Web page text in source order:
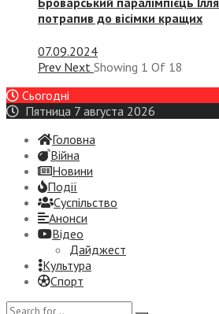
потрапив до вісімки кращих
07.09.2024
Prev Next Showing 1 Of 18
Сьогодні
Пятница 7 августа 2026
Головна
Війна
Новини
Події
Суспiльство
Анонси
Відео
Дайджест
Культура
Спорт